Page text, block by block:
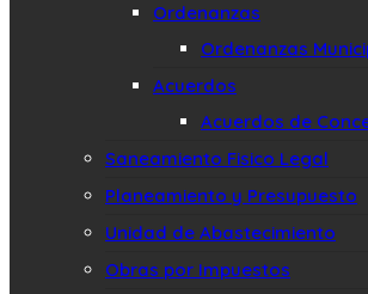
Ordenanzas
Ordenanzas
Acuerdos
Acuerdos de
Saneamiento Fisico Legal
Planeamiento y Presupuesto
Unidad de Abastecimiento
Obras por Impuestos